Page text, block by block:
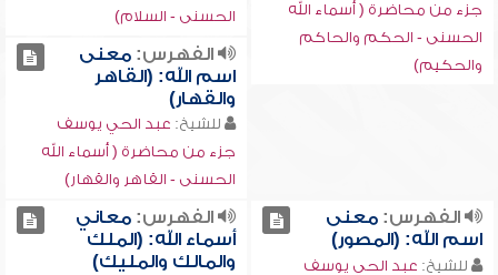
جزء من محاضرة ( أسماء الله
الحسنى - الحكم والحاكم
والحكيم)
الحسنى - السلام)
الفهرس:معنى
اسم الله: (القاهر
والقهار)
للشيخ: عبد الحي يوسف
جزء من محاضرة ( أسماء الله
الحسنى - القاهر والقهار)
الفهرس:معنى
اسم الله: (المصور)
للشيخ: عبد الحي يوسف
الفهرس:معاني
أسماء الله: (الملك
والمالك والمليك)